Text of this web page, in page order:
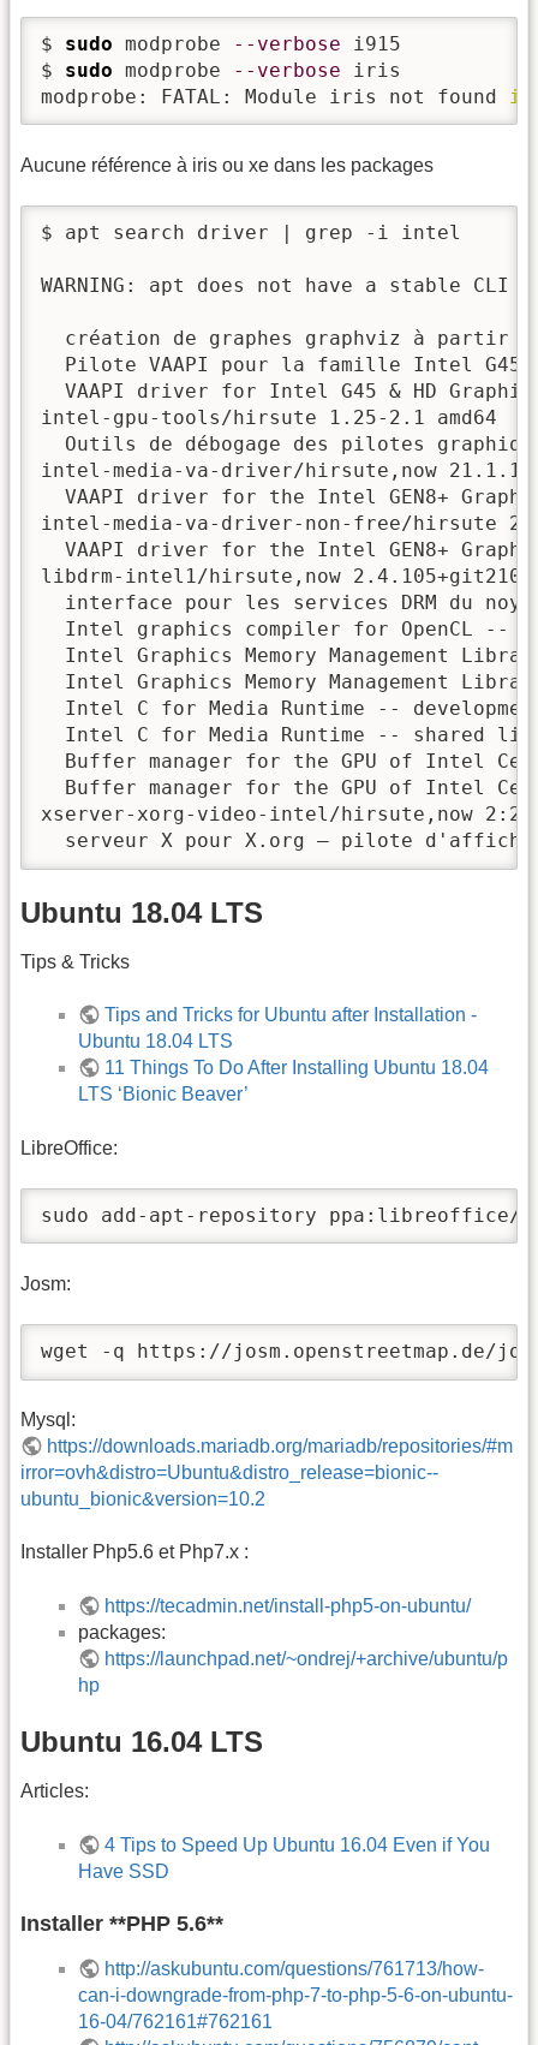
$ sudo modprobe --verbose i915
$ sudo modprobe --verbose iris
modprobe: FATAL: Module iris not found in
Aucune référence à iris ou xe dans les packages
$ apt search driver | grep -i intel
WARNING: apt does not have a stable
création de graphes graphviz à partir
Pilote VAAPI pour la famille Intel G45
VAAPI driver for Intel G45 & HD
intel-gpu-tools/hirsute 1.25-2.1 amd64
Outils de débogage des pilotes
intel-media-va-driver/hirsute,now
VAAPI driver for the Intel GEN8+
intel-media-va-driver-non-free/hirsute
VAAPI driver for the Intel GEN8+
libdrm-intel1/hirsute,now
interface pour les services DRM du
Intel graphics compiler for OpenCL --
Intel Graphics Memory Management
Intel Graphics Memory Management
Intel C for Media Runtime --
Intel C for Media Runtime -- shared
Buffer manager for the GPU of Intel
Buffer manager for the GPU of Intel
xserver-xorg-video-intel/hirsute,now
serveur X pour X.org – pilote
Ubuntu 18.04 LTS
Tips & Tricks
Tips and Tricks for Ubuntu after Installation -
Ubuntu 18.04 LTS
11 Things To Do After Installing Ubuntu 18.04
LTS ‘Bionic Beaver’
LibreOffice:
sudo add-apt-repository ppa:libreoffice/
Josm:
wget -q https://josm.openstreetmap.de/
Mysql:
https://downloads.mariadb.org/mariadb/repositories/#m
irror=ovh&distro=Ubuntu&distro_release=bionic--
ubuntu_bionic&version=10.2
Installer Php5.6 et Php7.x :
https://tecadmin.net/install-php5-on-ubuntu/
packages:
https://launchpad.net/~ondrej/+archive/ubuntu/p
hp
Ubuntu 16.04 LTS
Articles:
4 Tips to Speed Up Ubuntu 16.04 Even if You
Have SSD
Installer **PHP 5.6**
http://askubuntu.com/questions/761713/how-
can-i-downgrade-from-php-7-to-php-5-6-on-ubuntu-
16-04/762161#762161